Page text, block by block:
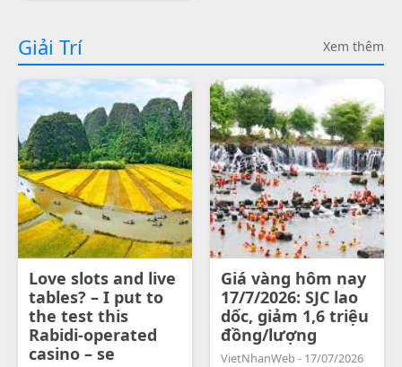
Giải Trí Xem thêm
Love slots and live
tables? – I put to
the test this
Rabidi-operated
casino – se
Giá vàng hôm nay
17/7/2026: SJC lao
dốc, giảm 1,6 triệu
đồng/lượng
VietNhanWeb - 17/07/2026